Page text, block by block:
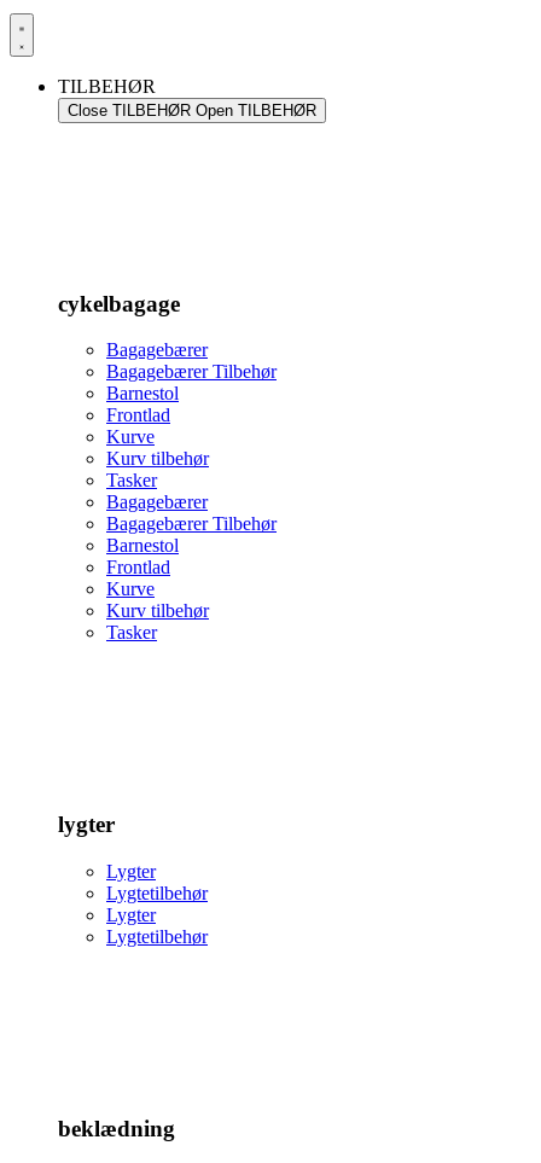
TILBEHØR
Close TILBEHØR Open TILBEHØR
cykelbagage
Bagagebærer
Bagagebærer Tilbehør
Barnestol
Frontlad
Kurve
Kurv tilbehør
Tasker
Bagagebærer
Bagagebærer Tilbehør
Barnestol
Frontlad
Kurve
Kurv tilbehør
Tasker
lygter
Lygter
Lygtetilbehør
Lygter
Lygtetilbehør
beklædning